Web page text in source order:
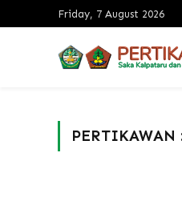
Friday, 7 August 2026
PERTIKAWAN